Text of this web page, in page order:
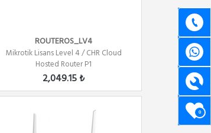
0
ROUTEROS_LV4
Mikrotik Lisans Level 4 / CHR Cloud
Hosted Router P1
2,049.15 ₺